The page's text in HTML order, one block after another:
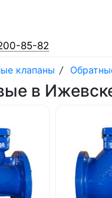
85-82
клапаны /
в